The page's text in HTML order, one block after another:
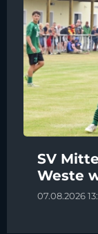
SV
Weste
07.08.2026